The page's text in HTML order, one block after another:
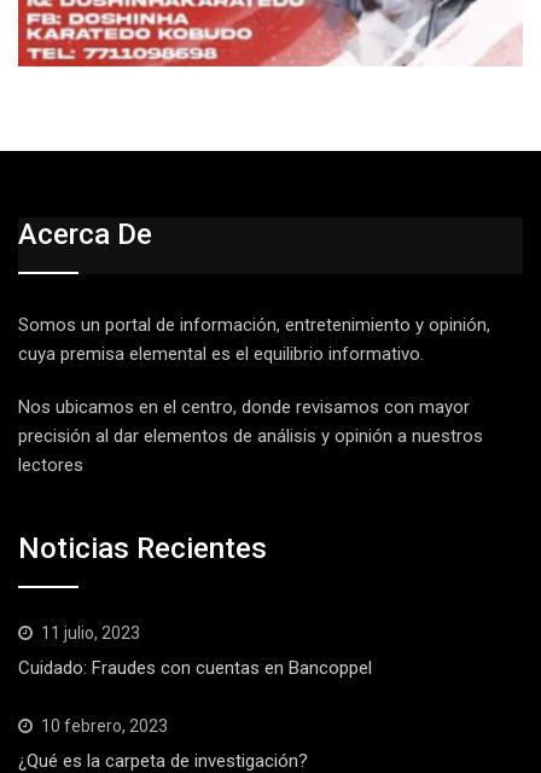
Acerca De
Somos un portal de información, entretenimiento y opinión,
cuya premisa elemental es el equilibrio informativo.
Nos ubicamos en el centro, donde revisamos con mayor
precisión al dar elementos de análisis y opinión a nuestros
lectores
Noticias Recientes
11 julio, 2023
Cuidado: Fraudes con cuentas en Bancoppel
10 febrero, 2023
¿Qué es la carpeta de investigación?